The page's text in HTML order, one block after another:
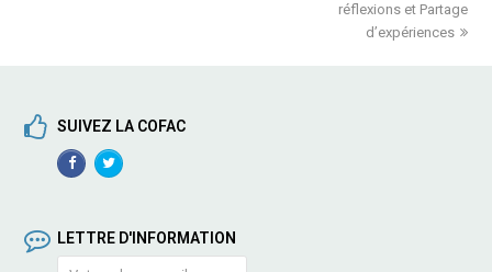
réflexions et Partage
d’expériences
SUIVEZ LA COFAC
FacebookTwitterProfile
LETTRE D'INFORMATION